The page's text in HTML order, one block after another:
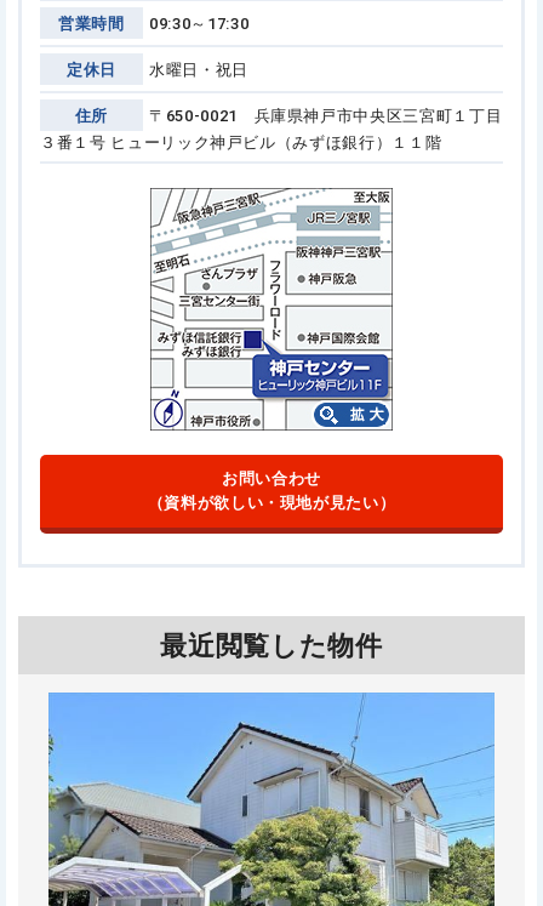
営業時間 09:30～17:30
定休日 水曜日・祝日
住所
〒650-0021 兵庫県神戸市中央区三宮町１丁目
３番１号 ヒューリック神戸ビル（みずほ銀行）１１階
お問い合わせ
（資料が欲しい・現地が見たい）
最近閲覧した物件